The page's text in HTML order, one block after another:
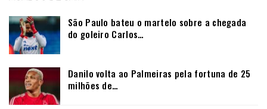
São Paulo bateu o martelo sobre a chegada
do goleiro Carlos…
Danilo volta ao Palmeiras pela fortuna de 25
milhões de…